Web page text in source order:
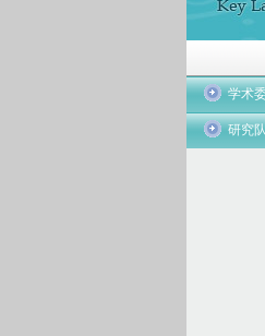
学术
研究